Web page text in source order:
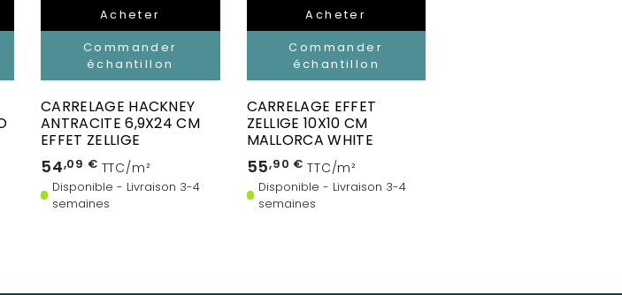
Acheter
Commander
échantillon
CARRELAGE HACKNEY
ANTRACITE 6,9X24 CM
EFFET ZELLIGE
54,09 € TTC/m²
Disponible - Livraison 3-4
semaines
Acheter
Commander
échantillon
CARRELAGE EFFET
ZELLIGE 10X10 CM
MALLORCA WHITE
55,90 € TTC/m²
Disponible - Livraison 3-4
semaines